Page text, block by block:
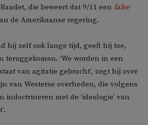
die beweert dat 9/11 een false
de Amerikaanse regering.
hij zelf ook lange tijd, geeft hij toe,
teruggekomen. ‘We worden in een
van agitatie gebracht’, zegt hij over
van Westerse overheden, die volgens
indoctrineren met de ‘ideologie’ van